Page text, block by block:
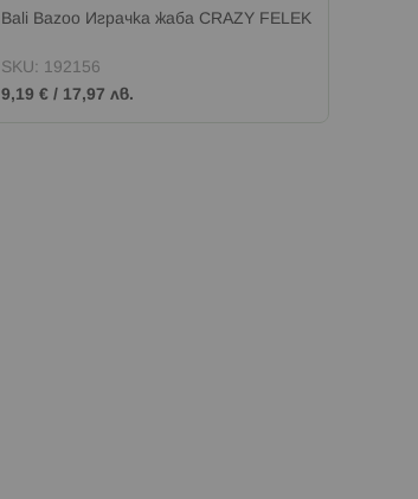
Bali Bazoo Играчка жаба CRAZY FELEK
SKU: 192156
9,19 € / 17,97 лв.